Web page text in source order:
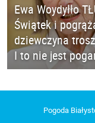
Ewa Woydyłło
Świątek i
dziewczyna
I to nie jest
Pogoda